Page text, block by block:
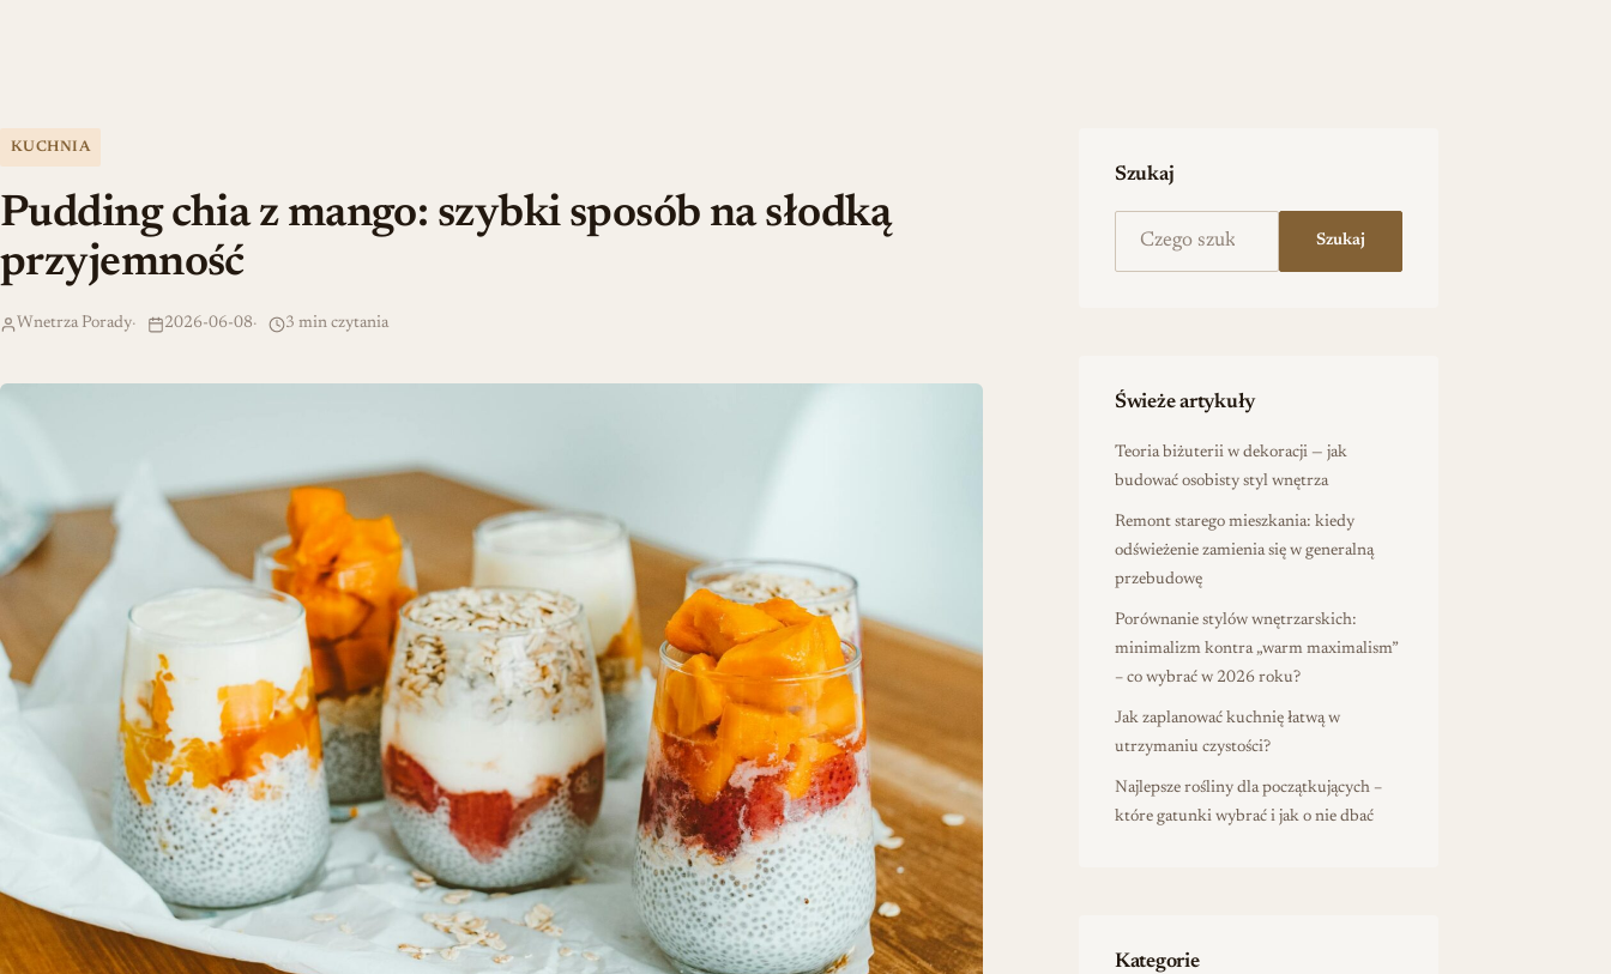
KUCHNIA
Pudding chia z mango: szybki sposób na słodką
przyjemność
Wnetrza Porady 2026-06-08 3 min czytania
Szukaj
Szukaj
Świeże artykuły
Teoria biżuterii w dekoracji — jak
budować osobisty styl wnętrza
Remont starego mieszkania: kiedy
odświeżenie zamienia się w generalną
przebudowę
Porównanie stylów wnętrzarskich:
minimalizm kontra „warm maximalism”
– co wybrać w 2026 roku?
Jak zaplanować kuchnię łatwą w
utrzymaniu czystości?
Najlepsze rośliny dla początkujących –
które gatunki wybrać i jak o nie dbać
Kategorie